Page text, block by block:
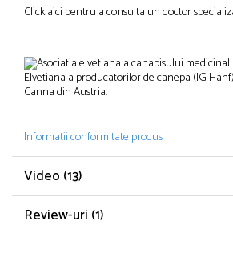
Click aici pentru a consulta un doctor
Informatii conformitate produs
Video (13)
Review-uri (1)